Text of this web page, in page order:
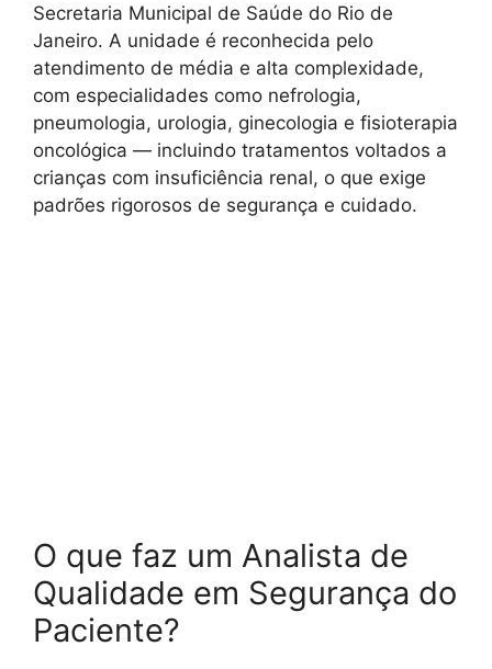
Secretaria Municipal de Saúde do Rio de
Janeiro. A unidade é reconhecida pelo
atendimento de média e alta complexidade,
com especialidades como nefrologia,
pneumologia, urologia, ginecologia e fisioterapia
oncológica — incluindo tratamentos voltados a
crianças com insuficiência renal, o que exige
padrões rigorosos de segurança e cuidado.
O que faz um Analista de
Qualidade em Segurança do
Paciente?